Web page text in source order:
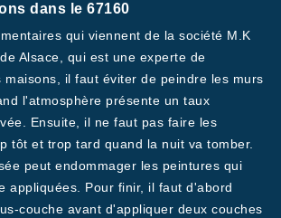
dans le 67160
qui viennent de la société M.K
Alsace, qui est une experte de
maisons, il faut éviter de peindre les murs
l'atmosphère présente un taux
Ensuite, il ne faut pas faire les
tôt et trop tard quand la nuit va tomber.
peut endommager les peintures qui
appliquées. Pour finir, il faut d'abord
couche avant d'appliquer deux couches